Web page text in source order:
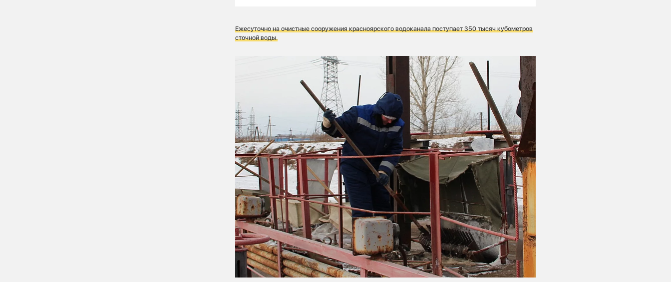
Первую очередь построил Красноярский алюминиевый завод в 1969 году как
В 1977 году они были переданы управлению Крайводоканал, а в 1987 году — управлению
водопроводно-канализационного хозяйства горисполкома Красноярска.
С 2006 года очистные обслуживает КрасКом.
В 2021 году подразделение СГК в Красноярске приступило к выполнению масштабного
проекта по их реконструкции.
Ежесуточно на очистные сооружения красноярского водоканала поступает 350 тысяч кубометров
сточной воды.